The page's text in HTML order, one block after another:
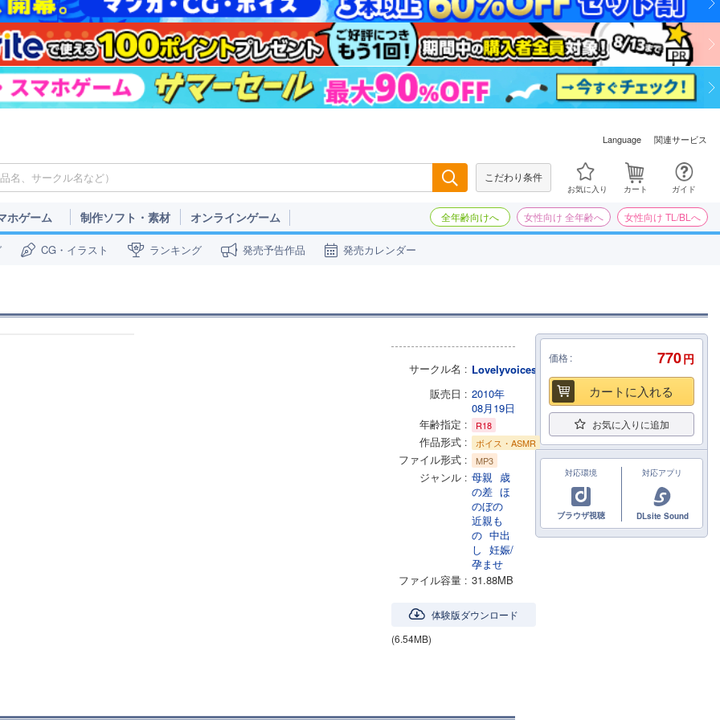
Language 関連サービス
こだわり条件
お気に入り カート ガイド
ホゲーム 制作ソフト・素材 オンラインゲーム 全年齢向けへ 女性向け 全年齢へ 女性向け TL/BLへ
CG・イラスト ランキング 発売予告作品 発売カレンダー
サークル名
Lovelyvoices
販売日
2010年
08月19日
年齢指定
R18
作品形式 ボイス・ASMR
ファイル形式 MP3
ジャンル 母親 歳
の差 ほ
のぼの
近親も
の 中出
し 妊娠/
孕ませ
ファイル容量
31.88MB
体験版ダウンロード
(6.54MB)
価格 770円
カートに入れる
お気に入りに追加
対応環境
ブラウザ視聴
対応アプリ
DLsite Sound